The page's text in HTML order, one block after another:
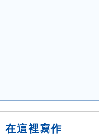
在這裡寫作